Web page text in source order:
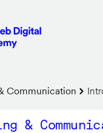
Communication
&